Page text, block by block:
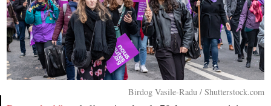
Birdog Vasile-Radu / Shutterstock.com